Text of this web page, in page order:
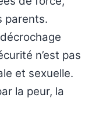
parents.
n’est pas
et sexuelle.
la peur, la